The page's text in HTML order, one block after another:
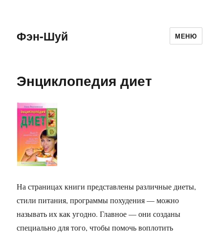
Фэн-Шуй МЕНЮ
Энциклопедия диет
На страницах книги представлены различные диеты,
стили питания, программы похудения — можно
называть их как угодно. Главное — они созданы
специально для того, чтобы помочь воплотить